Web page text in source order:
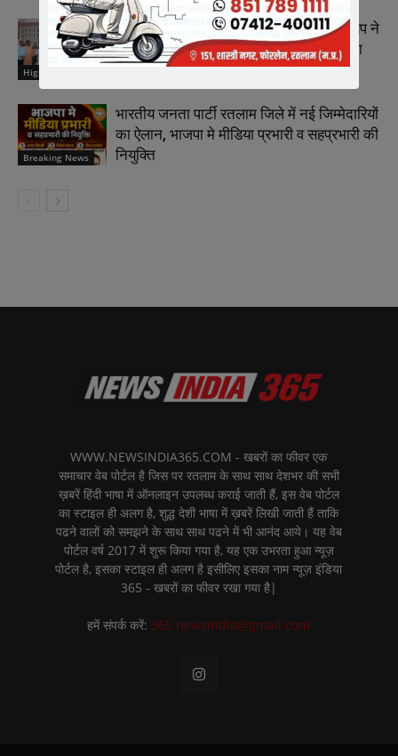
Highlights
राष्ट्रीय कार्याध्यक्ष व कैबिनेट मंत्री चेतन्य काश्यप ने
किया क्रीड़ा-भारती की अन्तर प्रान्तीय बैठक का
Breaking News
भारतीय जनता पार्टी रतलाम जिले में नई जिम्मेदारियों
का ऐलान, भाजपा मे मीडिया प्रभारी व सहप्रभारी की
नियुक्ति
WWW.NEWSINDIA365.COM - खबरों का फीवर एक
समाचार वेब पोर्टल है जिस पर रतलाम के साथ साथ देशभर की सभी
ख़बरें हिंदी भाषा में ऑनलाइन उपलब्ध कराई जाती हैं, इस वेब पोर्टल
का स्टाइल ही अलग है, शुद्ध देशी भाषा में ख़बरें लिखी जाती हैं ताकि
पढने वालों को समझने के साथ साथ पढने में भी आनंद आये। यह वेब
पोर्टल वर्ष 2017 में शुरू किया गया है, यह एक उभरता हुआ न्यूज़
पोर्टल है, इसका स्टाइल ही अलग है इसीलिए इसका नाम न्यूज़ इंडिया
365 - खबरों का फीवर रखा गया है|
हमें संपर्क करें: 365.newsindia@gmail.com